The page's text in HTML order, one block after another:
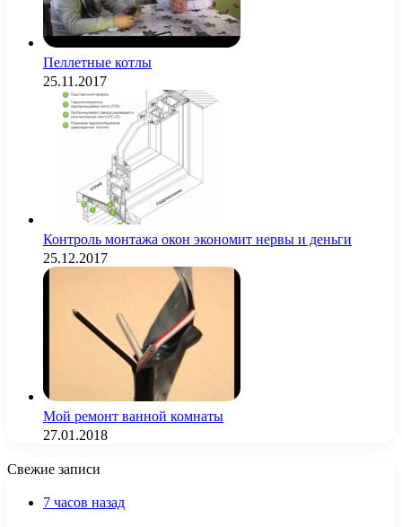
Пеллетные котлы
25.11.2017
Контроль монтажа окон экономит нервы и деньги
25.12.2017
Мой ремонт ванной комнаты
27.01.2018
Свежие записи
7 часов назад